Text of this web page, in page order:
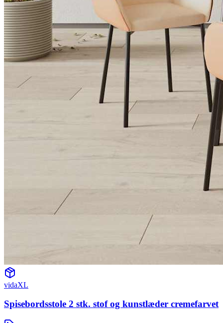
vidaXL
Spisebordsstole 2 stk. stof og kunstlæder cremefarvet